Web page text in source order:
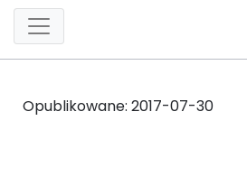
Opublikowane: 2017-07-30